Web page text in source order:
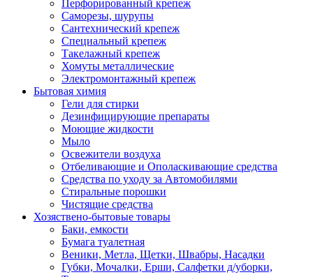
Перфорированный крепеж
Саморезы, шурупы
Сантехнический крепеж
Специальный крепеж
Такелажный крепеж
Хомуты металлические
Электромонтажный крепеж
Бытовая химия
Гели для стирки
Дезинфицирующие препараты
Моющие жидкости
Мыло
Освежители воздуха
Отбеливающие и Ополаскивающие средства
Средства по уходу за Автомобилями
Стиральные порошки
Чистящие средства
Хозяствено-бытовые товары
Баки, емкости
Бумага туалетная
Веники, Метла, Щетки, Швабры, Насадки
Губки, Мочалки, Ерши, Салфетки д/уборки,